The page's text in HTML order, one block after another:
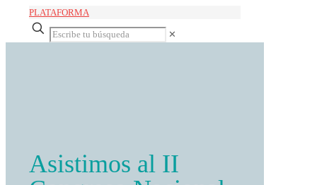
PLATAFORMA
✕
Asistimos al II